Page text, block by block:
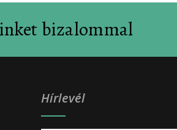
bizalommal
Hírlevél